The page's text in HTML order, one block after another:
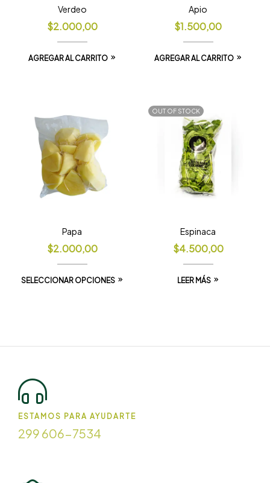
Verdeo
$2.000,00
AGREGAR AL CARRITO
Apio
$1.500,00
AGREGAR AL CARRITO
Papa
$2.000,00
SELECCIONAR OPCIONES
OUT OF STOCK
Espinaca
$4.500,00
LEER MÁS
ESTAMOS PARA AYUDARTE
299 606-7534